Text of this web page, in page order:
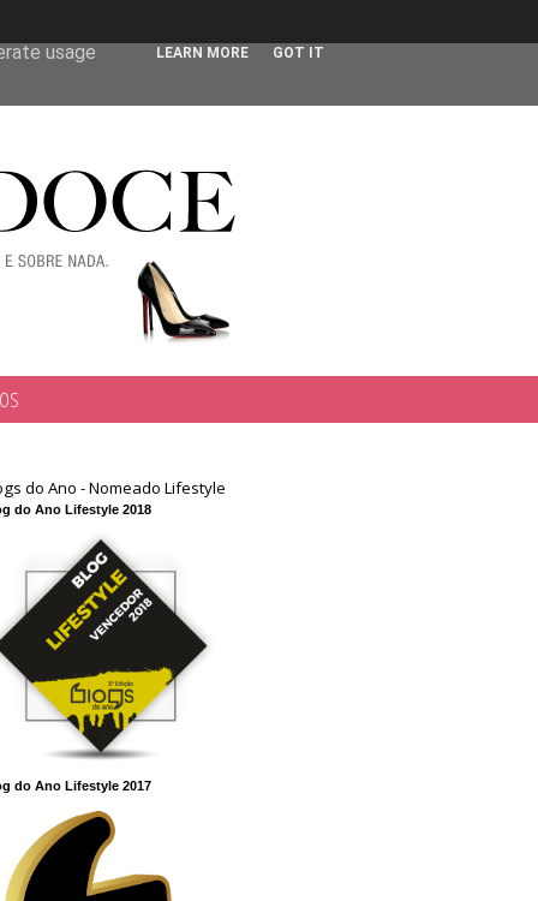
do Ano - Nomeado Lifestyle
do Ano Lifestyle 2018
do Ano Lifestyle 2017
usage
LEARN MORE GOT IT